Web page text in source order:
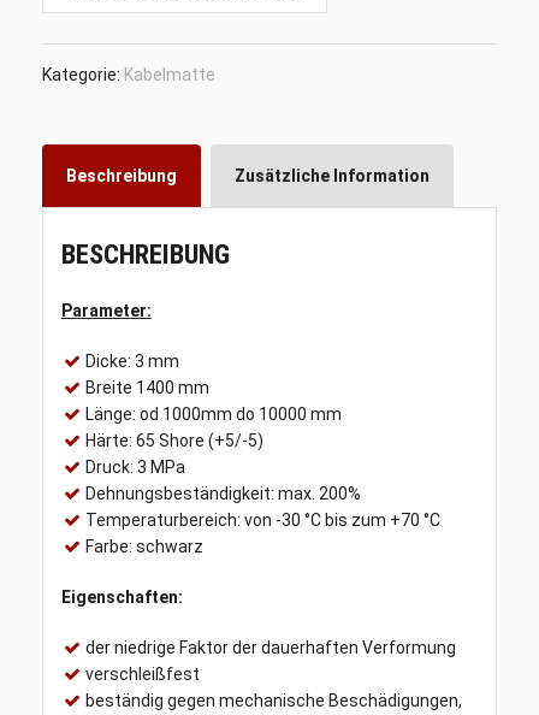
3mm
1400mm
Menge
Kategorie: Kabelmatte
Beschreibung Zusätzliche Information
BESCHREIBUNG
Parameter:
Dicke: 3 mm
Breite 1400 mm
Länge: od 1000mm do 10000 mm
Härte: 65 Shore (+5/-5)
Druck: 3 MPa
Dehnungsbeständigkeit: max. 200%
Temperaturbereich: von -30 °C bis zum +70 °C
Farbe: schwarz
Eigenschaften:
der niedrige Faktor der dauerhaften Verformung
verschleißfest
beständig gegen mechanische Beschädigungen,